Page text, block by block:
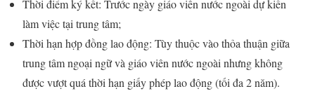
Thời điểm ký kết: Trước ngày giáo viên nước ngoài dự kiến
làm việc tại trung tâm;
Thời hạn hợp đồng lao động: Tùy thuộc vào thỏa thuận giữa
trung tâm ngoại ngữ và giáo viên nước ngoài nhưng không
được vượt quá thời hạn giấy phép lao động (tối đa 2 năm).